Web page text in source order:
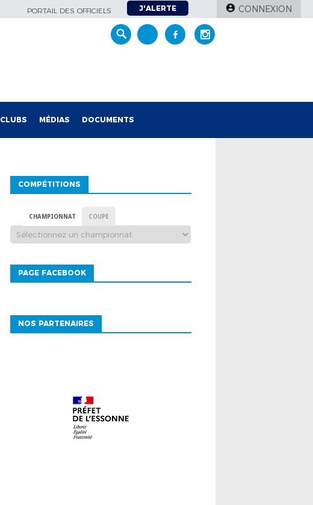
PORTAIL DES OFFICIELS J'ALERTE CONNEXION
CLUBS MÉDIAS DOCUMENTS
COMPÉTITIONS
CHAMPIONNAT COUPE
PAGE FACEBOOK
NOS PARTENAIRES